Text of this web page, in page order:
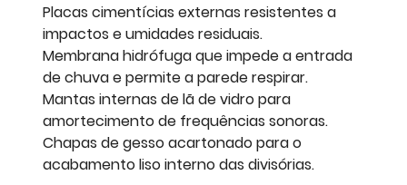
Placas cimentícias externas resistentes a
impactos e umidades residuais.
Membrana hidrófuga que impede a entrada
de chuva e permite a parede respirar.
Mantas internas de lã de vidro para
amortecimento de frequências sonoras.
Chapas de gesso acartonado para o
acabamento liso interno das divisórias.